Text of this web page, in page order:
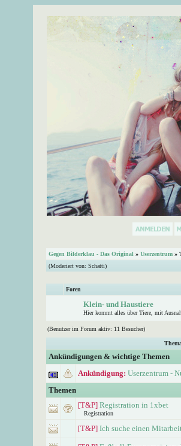
Gegen Bilderklau - Das Original » Userzentrum »
(Moderiert von: Schatti)
Foren
Klein- und Haustiere
Hier kommt alles über Tiere, mit
(Benutzer im Forum aktiv: 11 Besucher)
Ankündigungen & wichtige Themen
Ankündigung: Userzentrum -
Themen
[T&P] Registration in 1xbet
Registration
[T&P] Ich suche einen